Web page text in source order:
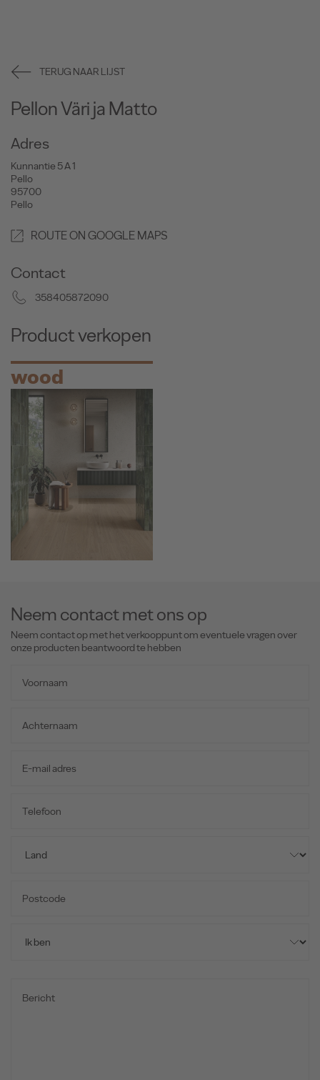
TERUG NAAR LIJST
Pellon Väri ja Matto
Adres
Kunnantie 5 A 1
Pello
95700
Pello
ROUTE ON GOOGLE MAPS
Contact
358405872090
Product verkopen
wood
Neem contact met ons op
Neem contact op met het verkooppunt om eventuele vragen over
onze producten beantwoord te hebben